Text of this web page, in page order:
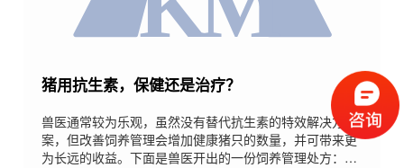
猪用抗生素，保健还是治疗？
兽医通常较为乐观，虽然没有替代抗生素的特效解决方
案，但改善饲养管理会增加健康猪只的数量，并可带来更
为长远的收益。下面是兽医开出的一份饲养管理处方：正